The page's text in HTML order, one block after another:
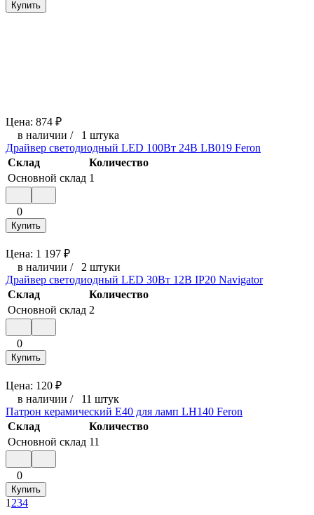
Купить
Цена: 874 ₽
в наличии / 1 штука
Драйвер светодиодный LED 100Вт 24В LB019 Feron
Склад
Количество
Основной склад 1
0
Купить
Цена: 1 197 ₽
в наличии / 2 штуки
Драйвер светодиодный LED 30Вт 12В IP20 Navigator
Склад
Количество
Основной склад 2
0
Купить
Цена: 120 ₽
в наличии / 11 штук
Патрон керамический E40 для ламп LH140 Feron
Склад
Количество
Основной склад 11
0
Купить
1 234